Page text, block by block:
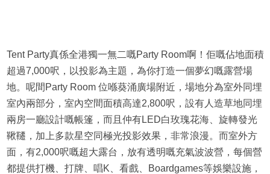
Tent Party真係全港獨一無二嘅Party Room啊！佢嘅佔地面積
超過7,000呎，以投影為主題，為你打造一個夢幻嘅露營場
地。呢間Party Room 位喺葵涌廣場附近，場地分為室外同埋
室內兩部分，室內空間面積高達2,800呎，設有人造草地同埋
兩房一廳設計嘅帳篷，而且仲有LED白玫瑰花海、旋轉發光
鞦韆，加上多款星空同極光投影效果，非常浪漫。而室外方
面，有2,000呎嘅超大露台，放有透明嘅充氣波波營，每個營
都提供打機、打牌、唱K、看戲、Boardgames等娛樂設施，